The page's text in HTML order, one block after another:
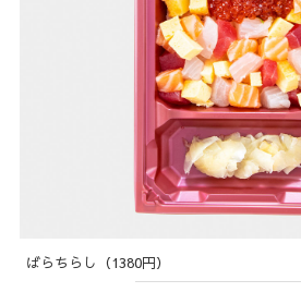
ばらちらし（1380円）